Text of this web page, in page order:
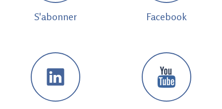
S'abonner Facebook